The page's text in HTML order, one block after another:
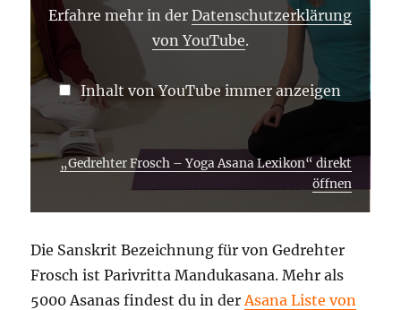
Erfahre mehr in derDatenschutzerklärung
von YouTube.
Inhalt von YouTube immer anzeigen
„Gedrehter Frosch – Yoga Asana Lexikon“ direkt
öffnen
Die Sanskrit Bezeichnung für von Gedrehter
Frosch ist Parivritta Mandukasana. Mehr als
5000 Asanas findest du in der Asana Liste von